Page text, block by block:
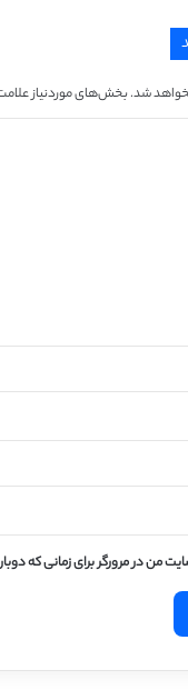
شد.بخش‌های موردنیاز
من در مرورگر برای زمانی که